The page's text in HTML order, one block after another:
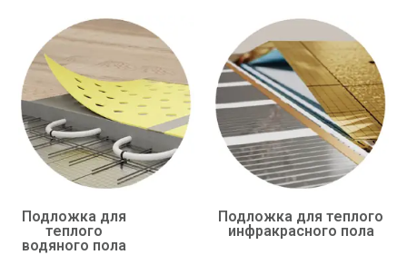
Подложка для
теплого
водяного пола
Подложка для теплого
инфракрасного пола